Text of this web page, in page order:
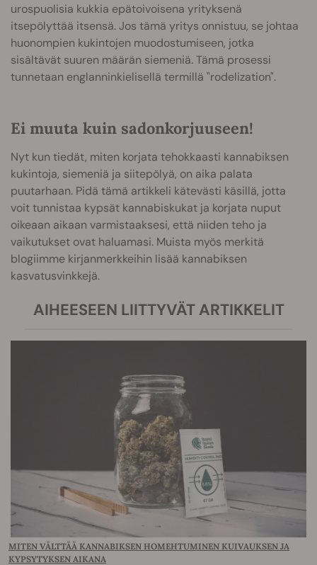
urospuolisia kukkia epätoivoisena yrityksenä
itsepölyttää itsensä. Jos tämä yritys onnistuu, se johtaa
huonompien kukintojen muodostumiseen, jotka
sisältävät suuren määrän siemeniä. Tämä prosessi
tunnetaan englanninkielisellä termillä "rodelization".
Ei muuta kuin sadonkorjuuseen!
Nyt kun tiedät, miten korjata tehokkaasti kannabiksen
kukintoja, siemeniä ja siitepölyä, on aika palata
puutarhaan. Pidä tämä artikkeli kätevästi käsillä, jotta
voit tunnistaa kypsät kannabiskukat ja korjata nuput
oikeaan aikaan varmistaaksesi, että niiden teho ja
vaikutukset ovat haluamasi. Muista myös merkitä
blogiimme kirjanmerkkeihin lisää kannabiksen
kasvatusvinkkejä.
AIHEESEEN LIITTYVÄT ARTIKKELIT
MITEN VÄLTTÄÄ KANNABIKSEN HOMEHTUMINEN KUIVAUKSEN JA
KYPSYTYKSEN AIKANA